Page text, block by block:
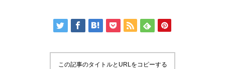
この記事のタイトルとURLをコピーする